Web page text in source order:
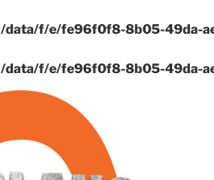
/data/f/e/fe96f0f8-8b05-49da-
/data/f/e/fe96f0f8-8b05-49da-